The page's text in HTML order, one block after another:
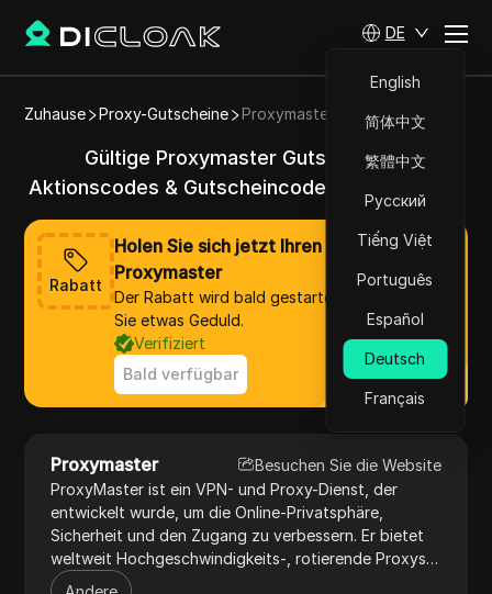
DE
English
简体中文
繁體中文
Русский
Tiếng Việt
Português
Español
Deutsch
Français
Zuhause Proxy-Gutscheine Proxymaster
Gültige Proxymaster Gutscheine &
Aktionscodes & Gutscheincodes im Jahr 2025
Rabatt
Holen Sie sich jetzt Ihren Rabatt von
Proxymaster
Der Rabatt wird bald gestartet, bitte haben
Sie etwas Geduld.
Verifiziert
Bald verfügbar
Proxymaster
Besuchen Sie die Website
ProxyMaster ist ein VPN- und Proxy-Dienst, der
entwickelt wurde, um die Online-Privatsphäre,
Sicherheit und den Zugang zu verbessern. Er bietet
weltweit Hochgeschwindigkeits-, rotierende Proxys
und Server, um anonymes Surfen und